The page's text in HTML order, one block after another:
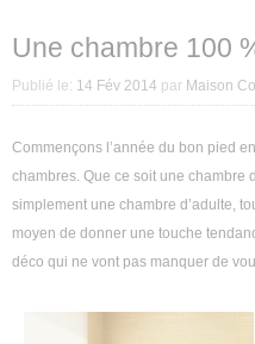
Energie
Economies d’énergie
Décoration intérieure
Aménagement intérieur
Aménagement extérieur
Une chambre 100
Publié le: 14 Fév 2014 par Maison
Commençons l’année du bon pied
chambres. Que ce soit une chambre
simplement une chambre d’adulte,
moyen de donner une touche
déco qui ne vont pas manquer de